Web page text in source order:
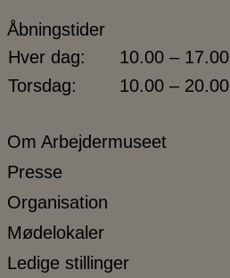
Åbningstider
Hver dag:
10.00 – 17.00
Torsdag:
10.00 – 20.00
Om Arbejdermuseet
Presse
Organisation
Mødelokaler
Ledige stillinger